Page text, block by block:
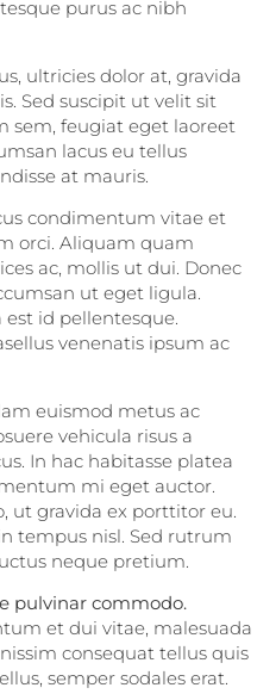
purus ac nibh
ultricies dolor at, gravida
Sed suscipit ut velit sit
sem, feugiat eget laoreet
lacus eu tellus
at mauris.
condimentum vitae et
orci. Aliquam quam
ac, mollis ut dui. Donec
ut eget ligula.
est id pellentesque.
venenatis ipsum ac
euismod metus ac
vehicula risus a
In hac habitasse platea
mi eget auctor.
ut gravida ex porttitor eu.
tempus nisl. Sed rutrum
neque pretium.
pulvinar commodo.
et dui vitae, malesuada
consequat tellus quis
semper sodales erat.